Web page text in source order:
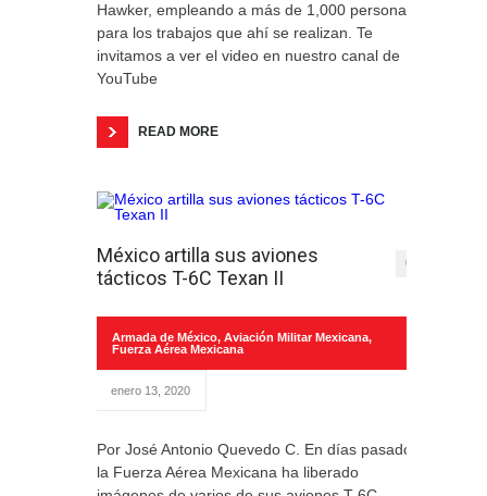
Hawker, empleando a más de 1,000 personas
para los trabajos que ahí se realizan. Te
invitamos a ver el video en nuestro canal de
YouTube
READ MORE
México artilla sus aviones
tácticos T-6C Texan II
0
Armada de México, Aviación Militar Mexicana,
Fuerza Aérea Mexicana
enero 13, 2020
Por José Antonio Quevedo C. En días pasados
la Fuerza Aérea Mexicana ha liberado